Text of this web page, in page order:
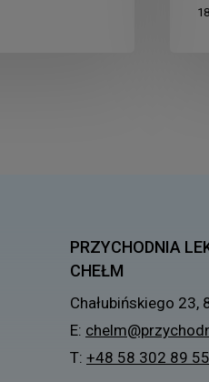
PRZYCHODNIA
CHEŁM
Chałubińskiego 23,
E:
T: +48 58 302 89 55